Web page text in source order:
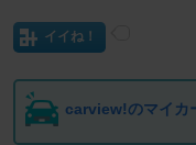
イイね！
carview!のマイカ